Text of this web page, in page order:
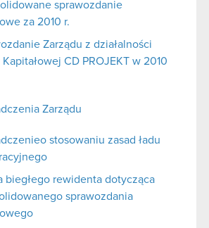
sprawozdanie
za 2010 r.
Zarządu z działalności
CD PROJEKT w 2010
Zarządu
stosowaniu zasad ładu
biegłego rewidenta dotycząca
sprawozdania